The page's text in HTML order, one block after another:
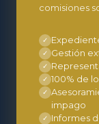
comisiones
✓
✓ Gestión
✓
✓ 100% de
✓
impago
✓ Informes